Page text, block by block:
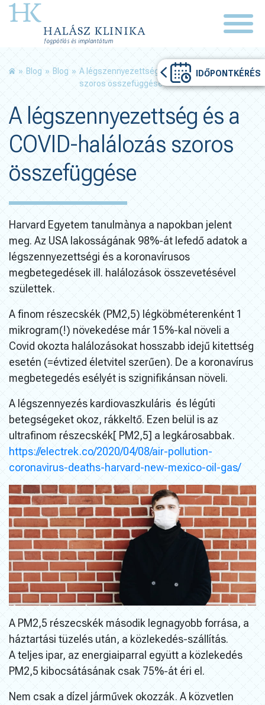
IDŐPONTKÉRÉS
» Blog » Blog » A légszennyezettség és a COVID-halálozás
szoros összefüggése
A légszennyezettség és a
COVID-halálozás szoros
összefüggése
Harvard Egyetem tanulmànya a napokban jelent
meg. Az USA lakosságának 98%-át lefedő adatok a
légszennyezettségi és a koronavírusos
megbetegedések ill. halálozások összevetésével
születtek.
A finom részecskék (PM2,5) légköbméterenként 1
mikrogram(!) növekedése már 15%-kal növeli a
Covid okozta halálozásokat hosszabb idejű kitettség
esetén (=évtized életvitel szerűen). De a koronavírus
megbetegedés esélyét is szignifikánsan növeli.
A légszennyezés kardiovaszkuláris és légúti
betegségeket okoz, rákkeltő. Ezen belül is az
ultrafinom részecskék[ PM2,5] a legkárosabbak.
https://electrek.co/2020/04/08/air-pollution-
coronavirus-deaths-harvard-new-mexico-oil-gas/
A PM2,5 részecskék második legnagyobb forrása, a
háztartási tüzelés után, a közlekedés-szállítás.
A teljes ipar, az energiaiparral együtt a közlekedés
PM2,5 kibocsátásának csak 75%-át éri el.
Nem csak a dízel járművek okozzák. A közvetlen